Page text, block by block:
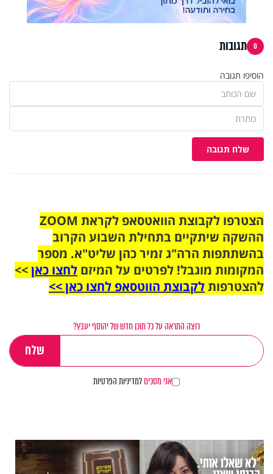
0 תגובות
הוסיפו תגובה
שלח תגובה
הצטרפו לקבוצת הוואטסאפ לקראת ZOOM
ההשקה שיתקיים בתחילת השבוע הקרוב
בהשתתפות הרה"ג זמיר כהן שליט"א. מספר
המקומות מוגבל! לפרטים על המיזם לחצו כאן>>
להצטרפותלקבוצת הווטסאפ לחצו כאן >>
רוצה התראה על כל תוכן חדש של יהוסף יעבץ?
אני מסכיםלמדיניות הפרטיות